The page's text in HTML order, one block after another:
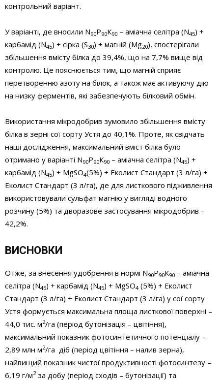
контрольний варіант.
У варіанті, де вносили N90Р90К90 – аміачна селітра (N45) +
карбамід (N45) + сірка (S30) + магній (Мg20), спостерігали
збільшення вмісту білка до 39,4%, що на 7,7% вище від
контролю. Це пояснюється тим, що магній сприяє
перетворенню азоту на білок, а також має активуючу дію
на низку ферментів, які забезпечують білковий обмін.
Використання мікродобрив зумовило збільшення вмісту
білка в зерні сої сорту Устя до 40,1%. Проте, як свідчать
наші дослідження, максимальний вміст білка було
отримано у варіанті N90Р90К90 – аміачна селітра (N45) +
карбамід (N45) + MgSO4(5%) + Еколист Стандарт (3 л/га) +
Еколист Стандарт (3 л/га), де для листкового підживлення
використовували сульфат магнію у вигляді водного
розчину (5%) та дворазове застосування мікродобрив –
42,2%.
ВИСНОВКИ
Отже, за внесення удобрення в нормі N90Р90К90 – аміачна
селітра (N45) + карбамід (N45) + MgSO4 (5%) + Еколист
Стандарт (3 л/га) + Еколист Стандарт (3 л/га) у сої сорту
Устя формується максимальна площа листкової поверхні –
44,0 тис. м2/га (період бутонізація – цвітіння),
максимальний показник фотосинтетичного потенціалу –
2,89 млн м2/га діб (період цвітіння – налив зерна),
найвищий показник чистої продуктивності фотосинтезу –
6,19 г/м2за добу (період сходів – бутонізації) та